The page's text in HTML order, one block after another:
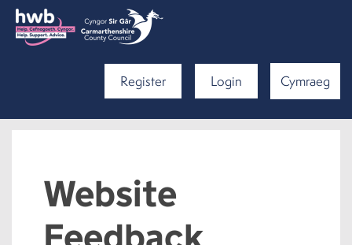
Register Login Cymraeg